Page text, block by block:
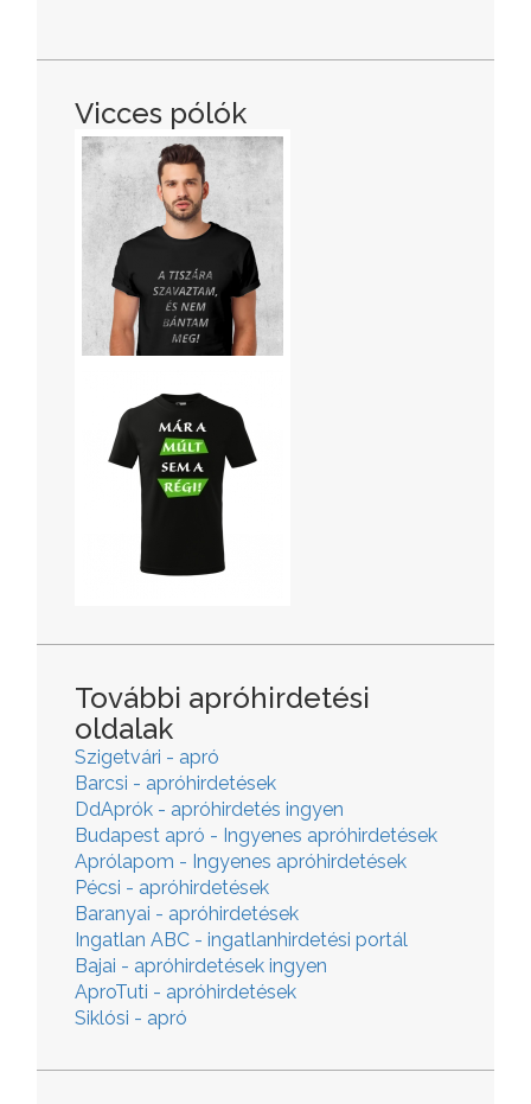
Vicces pólók
További apróhirdetési
oldalak
Szigetvári - apró
Barcsi - apróhirdetések
DdAprók - apróhirdetés ingyen
Budapest apró - Ingyenes apróhirdetések
Aprólapom - Ingyenes apróhirdetések
Pécsi - apróhirdetések
Baranyai - apróhirdetések
Ingatlan ABC - ingatlanhirdetési portál
Bajai - apróhirdetések ingyen
AproTuti - apróhirdetések
Siklósi - apró